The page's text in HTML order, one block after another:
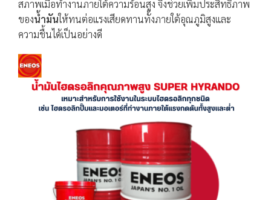
สภาพเมื่อทำงานภายใต้ความร้อนสูง จึงช่วยเพิ่มประสิทธิภาพ
ของน้ำมันให้ทนต่อแรงเสียดทานทั้งภายใต้อุณภูมิสูงและ
ความชื้นได้เป็นอย่างดี